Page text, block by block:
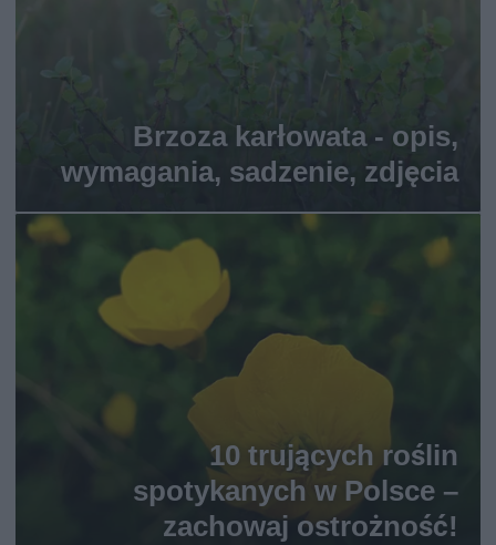
Brzoza karłowata - opis,
wymagania, sadzenie, zdjęcia
10 trujących roślin
spotykanych w Polsce –
zachowaj ostrożność!